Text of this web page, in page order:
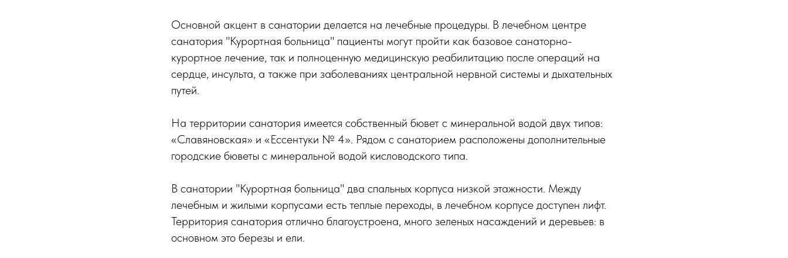
Основной акцент в санатории делается на лечебные процедуры. В лечебном центре
санатория "Курортная больница" пациенты могут пройти как базовое санаторно-
курортное лечение, так и полноценную медицинскую реабилитацию после операций на
сердце, инсульта, а также при заболеваниях центральной нервной системы и дыхательных
путей.
На территории санатория имеется собственный бювет с минеральной водой двух типов:
«Славяновская» и «Ессентуки № 4». Рядом с санаторием расположены дополнительные
городские бюветы с минеральной водой кисловодского типа.
В санатории "Курортная больница" два спальных корпуса низкой этажности. Между
лечебным и жилыми корпусами есть теплые переходы, в лечебном корпусе доступен лифт.
Территория санатория отлично благоустроена, много зеленых насаждений и деревьев: в
основном это березы и ели.